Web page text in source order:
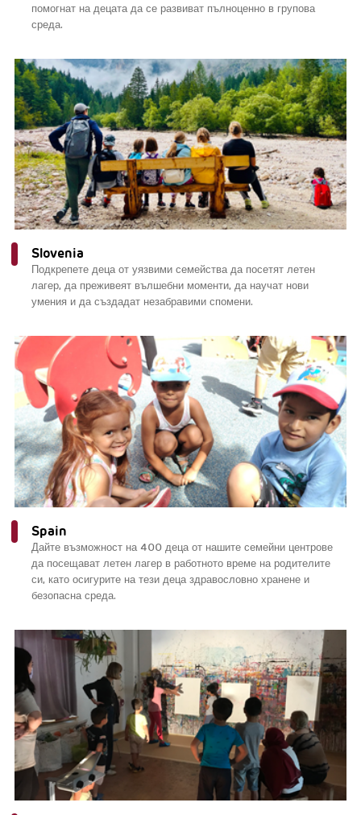
помогнат на децата да се развиват пълноценно в групова
среда.
Slovenia
Подкрепете деца от уязвими семейства да посетят летен
лагер, да преживеят вълшебни моменти, да научат нови
умения и да създадат незабравими спомени.
Spain
Дайте възможност на 400 деца от нашите семейни центрове
да посещават летен лагер в работното време на родителите
си, като осигурите на тези деца здравословно хранене и
безопасна среда.